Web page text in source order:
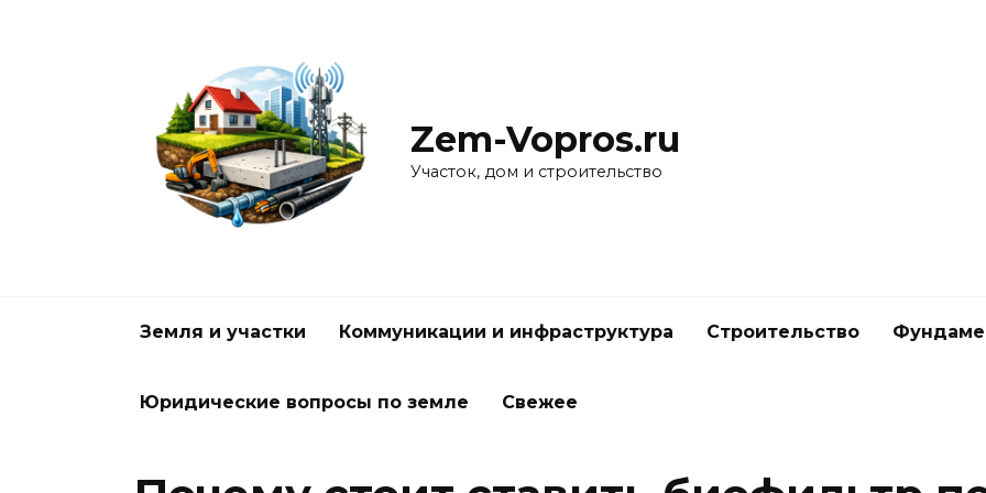
Zem-Vopros.ru
Участок, дом и строительство
Земля и участки Коммуникации и инфраструктура Строительство
Юридические вопросы по земле Свежее